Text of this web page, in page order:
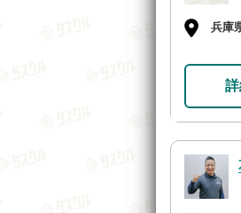
兵庫